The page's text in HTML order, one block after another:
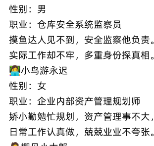
性别：男
职业：仓库安全系统监察员
摸鱼达人见不到，安全监察他负责。
实际工作却不牢，多重身份探真相。
👩‍💻小鸟游永迟
性别：女
职业：企业内部资产管理规划师
娇小勤勉忙规划，资产管理事不大，
日常工作认真做，兢兢业业不夸张。